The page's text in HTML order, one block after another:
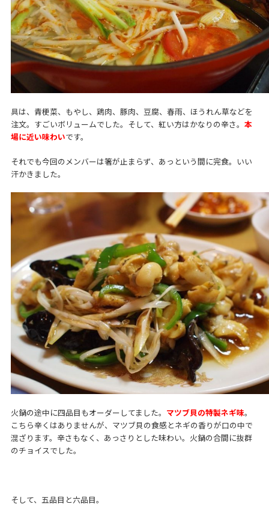
具は、青梗菜、もやし、鶏肉、豚肉、豆腐、春雨、ほうれん草などを
注文。すごいボリュームでした。そして、紅い方はかなりの辛さ。 本
場に近い味わいです。
それでも今回のメンバーは箸が止まらず、あっという間に完食。いい
汗かきました。
火鍋の途中に四品目もオーダーしてました。 マツブ貝の特製ネギ味。
こちら辛くはありませんが、マツブ貝の食感とネギの香りが口の中で
混ざります。辛さもなく、あっさりとした味わい。火鍋の合間に抜群
のチョイスでした。
そして、五品目と六品目。